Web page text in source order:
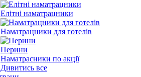
Елітні наматрацники
Наматрацники для готелів
Перини
Наматрасники по акції
Дивитись все